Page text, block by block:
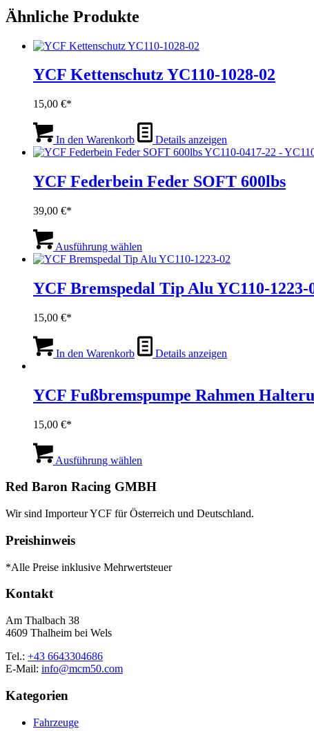
Ähnliche Produkte
YCF Kettenschutz YC110-1028-02
15,00 €
In den Warenkorb Details anzeigen
YCF Federbein Feder SOFT 600lbs
39,00 €
Ausführung wählen
weist
Varianten
auf.
auf
der
werden
YCF Bremspedal Tip Alu YC110-1223-
15,00 €
In den Warenkorb Details anzeigen
YCF Fußbremspumpe Rahmen
15,00 €
Ausführung wählen
mehrere
auf.
der
Red Baron Racing GMBH
Wir sind Importeur YCF für Österreich und Deutschland.
Preishinweis
*Alle Preise inklusive Mehrwertsteuer
Kontakt
Am Thalbach 38
4609 Thalheim bei Wels
Tel.: +43 6643304686
E-Mail: info@mcm50.com
Kategorien
Fahrzeuge